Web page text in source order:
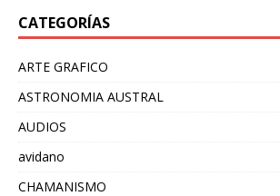
CATEGORÍAS
ARTE GRAFICO
ASTRONOMIA AUSTRAL
AUDIOS
avidano
CHAMANISMO